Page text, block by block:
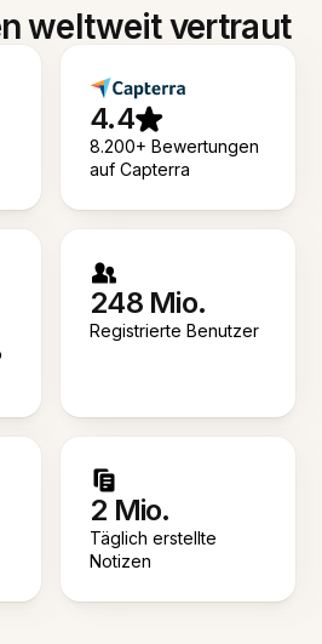
weltweit vertraut
4.4
8.200+ Bewertungen
auf Capterra
248 Mio.
Registrierte Benutzer
2 Mio.
Täglich erstellte
Notizen